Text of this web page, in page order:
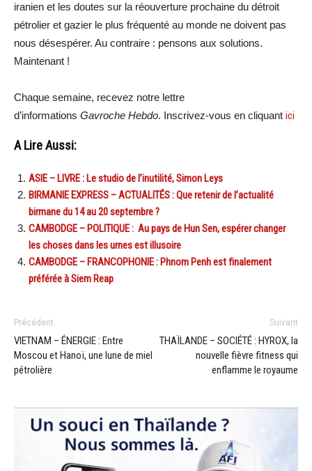
iranien et les doutes sur la réouverture prochaine du détroit
pétrolier et gazier le plus fréquenté au monde ne doivent pas
nous désespérer. Au contraire : pensons aux solutions.
Maintenant !
Chaque semaine, recevez notre lettre
d’informations Gavroche Hebdo. Inscrivez-vous en cliquant ici
A Lire Aussi:
ASIE – LIVRE : Le studio de l’inutilité, Simon Leys
BIRMANIE EXPRESS – ACTUALITÉS : Que retenir de l’actualité
birmane du 14 au 20 septembre ?
CAMBODGE – POLITIQUE : Au pays de Hun Sen, espérer changer
les choses dans les urnes est illusoire
CAMBODGE – FRANCOPHONIE : Phnom Penh est finalement
préférée à Siem Reap
Précédent
VIETNAM – ÉNERGIE : Entre
Moscou et Hanoï, une lune de miel
pétrolière
Suivant
THAÏLANDE – SOCIÉTÉ : HYROX, la
nouvelle fièvre fitness qui
enflamme le royaume